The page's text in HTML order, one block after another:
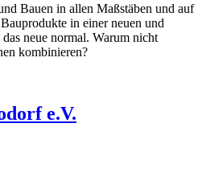
Bauen in allen Maßstäben und auf
in einer neuen und
neue normal. Warum nicht
kombinieren?
e.V.